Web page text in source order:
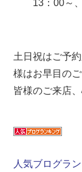
13：00～、
土日祝はご予
様はお早目の
皆様のご来店
人気ブログラ